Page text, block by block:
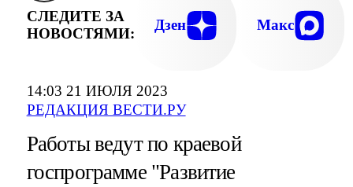
14:03 21 ИЮЛЯ 2023
РЕДАКЦИЯ ВЕСТИ.РУ
СЛЕДИТЕ ЗА
НОВОСТЯМИ:
Дзен Макс
Работы ведут по краевой
госпрограмме "Развитие